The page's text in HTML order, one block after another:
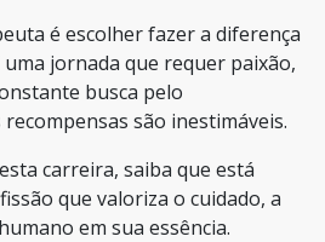
é escolher fazer a diferença
uma jornada que requer paixão,
busca pelo
são inestimáveis.
carreira, saiba que está
que valoriza o cuidado, a
em sua essência.